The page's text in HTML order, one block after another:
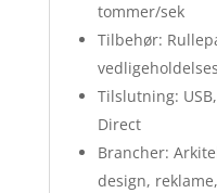
tommer/sek
Tilbehør:
Tilslutning:
Direct
Brancher:
design,